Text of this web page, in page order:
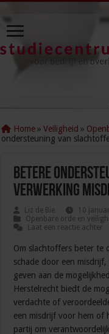
Home » Veiligheid »
ondersteuning van
Betere
verwerking
Liz de Bie
10
Openbare orde en
Laat een reactie achter
Om slachtoffers beter te
schade door een
geven aan de
Herstelrecht biedt de
verdachte of
een misdrijf voor hem of
partij om